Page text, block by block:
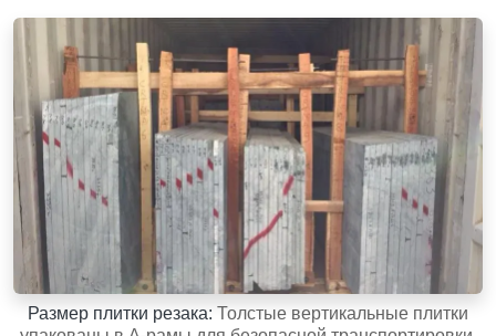
Размер плитки резака: Толстые вертикальные плитки